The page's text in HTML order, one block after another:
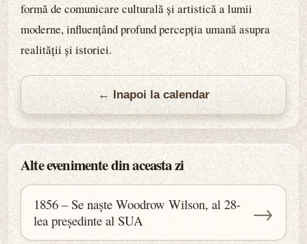
formă de comunicare culturală și artistică a lumii
moderne, influențând profund percepția umană asupra
realității și istoriei.
← Inapoi la calendar
Alte evenimente din aceasta zi
1856 – Se naște Woodrow Wilson, al 28-
lea președinte al SUA
→